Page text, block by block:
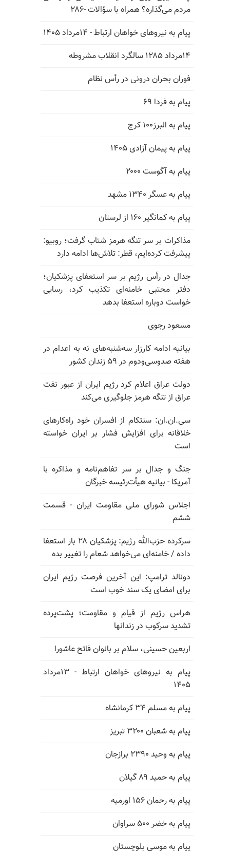
مردم می‌گذاره؟ همراه با سؤالات -۲۸۶
پیام به نیروهای خواهان ارتباط - ۱۴مرداد ۱۴۰۵
۱۴مرداد ۱۲۸۵ سالگرد انقلاب مشروطه
فوران بحران درونی در رأس نظام
پیام به فردا ۶۹
پیام به البرز۱۰۰ کرج
پیام به پیمان آزادی ۱۴۰۵
پیام به آگوست ۲۰۰۰
پیام به عسگر ۱۳۴۰ مشهد
پیام به کمانگیر ۱۶۰ از لرستان
مذاکرات بر سر تنگه هرمز شتاب گرفت؛ روبیو:
پیشرفت کرده‌ایم، قطر: تلاش‌ها ادامه دارد
جدال در رأس رژیم بر سر استعفای پزشکیان؛
دفتر مجتبی خامنه‌ای تکذیب کرد، رسایی
خواست دوباره استعفا بدهد
مسعود رجوی
بیانیه ادامه کارزار سه‌شنبه‌های نه به اعدام در
هفته صدوسی‌و‌دوم در ۵۹ زندان کشور
دولت عراق اعلام کرد رژیم ایران از عبور نفت
عراق از تنگه هرمز جلوگیری می‌کند
سی.ان.ان: سنتکام از افسران خود راه‌کارهای
خلاقانه برای افزایش فشار بر ایران خواسته
است
جنگ و جدال بر سر تفاهم‌نامه و مذاکره با
آمریکا - بیانیه هیأت‌رئیسه خبرگان
اجلاس شورای ملی مقاومت ایران - قسمت
ششم
سرکرده حزب‌الله رژیم: پزشکیان ۲۸ بار استعفا
داده / خامنه‌ای می‌خواهد شعام را تغییر بده
دونالد ترامپ: این آخرین فرصت رژیم ایران
برای امضای یک سند خوب است
هراس رژیم از قیام و مقاومت؛ پشت‌پرده
تشدید سرکوب در زندانها
اربعین حسینی، سلام بر بانوان فاتح عاشورا
پیام به نیروهای خواهان ارتباط - ۱۳مرداد
۱۴۰۵
پیام به مسلم ۳۴ کرمانشاه
پیام به شعبان ۳۲۰۰ تبریز
پیام به وحید ۲۳۹۰ برازجان
پیام به حمید ۸۹ گیلان
پیام به رحمان ۱۵۶ اورمیه
پیام به خضر ۵۰۰ سراوان
پیام به موسی بلوچستان